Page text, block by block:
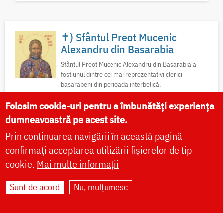
✝) Sfântul Preot Mucenic
Alexandru din Basarabia
Sfântul Preot Mucenic Alexandru din Basarabia a
fost unul dintre cei mai reprezentativi clerici
basarabeni din perioada interbelică.
Acatist Canon Viață Icoane
Video
Sfântul Ierarh Calinic al
Edessei
Folosim cookie-uri pentru a îmbunătăți experiența
dumneavoastră pe acest site.
Prin continuarea navigării în această pagină
confirmați acceptarea utilizării fișierelor de tip
cookie. Mai multe informații
Sunt de acord Nu, mulțumesc